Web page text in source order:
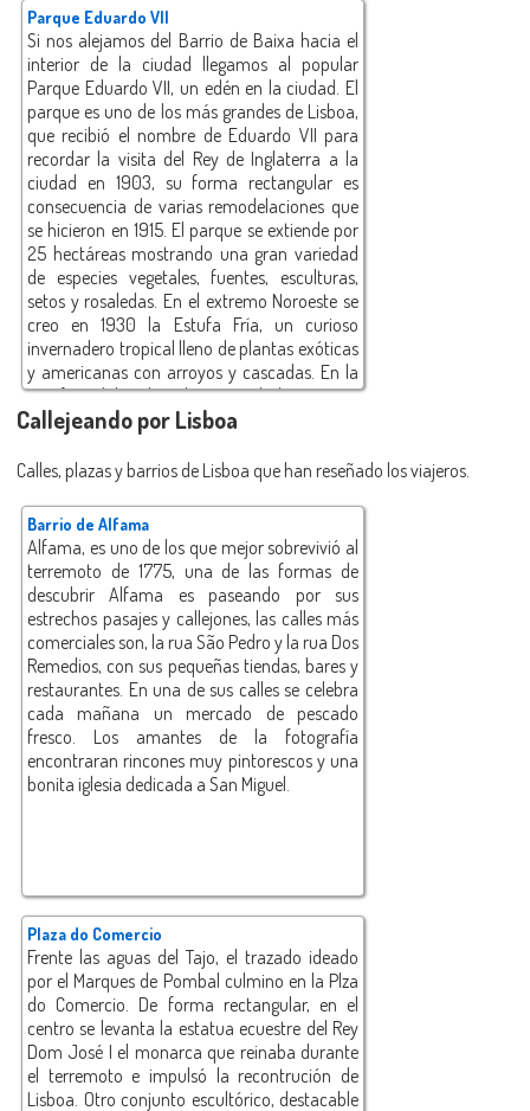
cada una de sus 5 plantas hay grandes
salones, como el Salón de los reyes o el Salón
del gobernador. En 1983 fue clasificada por la
UNESCO como Patrimonio Cultural de la
Humanidad. En la misma zona puedes
aprovechar para visitar el Monasterio de los
Jerónimos y el Monumento a los
Descubridores.
Parque Eduardo VII
Si nos alejamos del Barrio de Baixa hacia el
interior de la ciudad llegamos al popular
Parque Eduardo VII, un edén en la ciudad. El
parque es uno de los más grandes de Lisboa,
que recibió el nombre de Eduardo VII para
recordar la visita del Rey de Inglaterra a la
ciudad en 1903, su forma rectangular es
consecuencia de varias remodelaciones que
se hicieron en 1915. El parque se extiende por
25 hectáreas mostrando una gran variedad
de especies vegetales, fuentes, esculturas,
setos y rosaledas. En el extremo Noroeste se
creo en 1930 la Estufa Fría, un curioso
invernadero tropical lleno de plantas exóticas
y americanas con arroyos y cascadas. En la
Estufa Cálida, el jardín acristalado encierra
una copiosa vegetación con estanques de
nenúfares, cactus y pajareras de aves
tropicales.
Callejeando por Lisboa
Calles, plazas y barrios de Lisboa que han reseñado los viajeros.
Barrio de Alfama
Alfama, es uno de los que mejor sobrevivió al
terremoto de 1775, una de las formas de
descubrir Alfama es paseando por sus
estrechos pasajes y callejones, las calles más
comerciales son, la rua São Pedro y la rua Dos
Remedios, con sus pequeñas tiendas, bares y
restaurantes. En una de sus calles se celebra
cada mañana un mercado de pescado
fresco. Los amantes de la fotografía
encontraran rincones muy pintorescos y una
bonita iglesia dedicada a San Miguel.
Plaza do Comercio
Frente las aguas del Tajo, el trazado ideado
por el Marques de Pombal culmino en la Plza
do Comercio. De forma rectangular, en el
centro se levanta la estatua ecuestre del Rey
Dom José I el monarca que reinaba durante
el terremoto e impulsó la recontrución de
Lisboa. Otro conjunto escultórico, destacable